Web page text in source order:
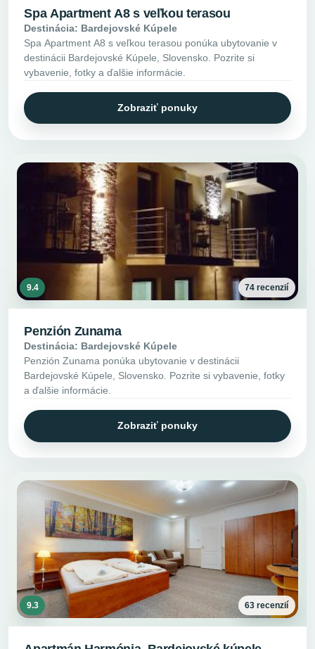
Spa Apartment A8 s veľkou terasou
Destinácia: Bardejovské Kúpele
Spa Apartment A8 s veľkou terasou ponúka ubytovanie v
destinácii Bardejovské Kúpele, Slovensko. Pozrite si
vybavenie, fotky a ďalšie informácie.
Zobraziť ponuky
9.4 74 recenzií
Penzión Zunama
Destinácia: Bardejovské Kúpele
Penzión Zunama ponúka ubytovanie v destinácii
Bardejovské Kúpele, Slovensko. Pozrite si vybavenie, fotky
a ďalšie informácie.
Zobraziť ponuky
9.3 63 recenzií